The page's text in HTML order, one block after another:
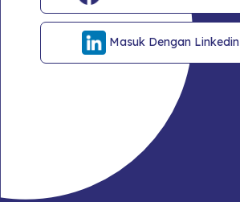
Masuk Dengan Linkedin